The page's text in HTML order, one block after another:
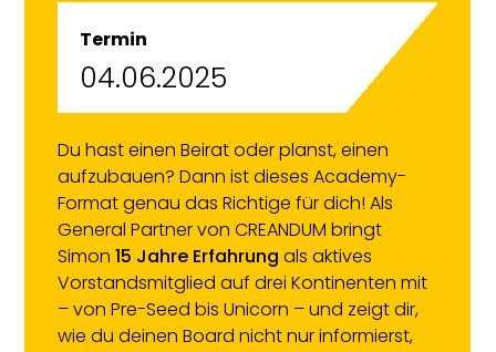
Termin
04.06.2025
Du hast einen Beirat oder planst, einen
aufzubauen? Dann ist dieses Academy-
Format genau das Richtige für dich! Als
General Partner von CREANDUM bringt
Simon15 Jahre Erfahrung als aktives
Vorstandsmitglied auf drei Kontinenten mit
– von Pre-Seed bis Unicorn – und zeigt dir,
wie du deinen Board nicht nur informierst,